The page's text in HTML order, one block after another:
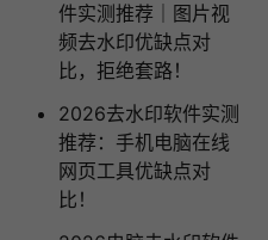
件实测推荐｜图片视
频去水印优缺点对
比，拒绝套路！
2026去水印软件实测
推荐：手机电脑在线
网页工具优缺点对
比！